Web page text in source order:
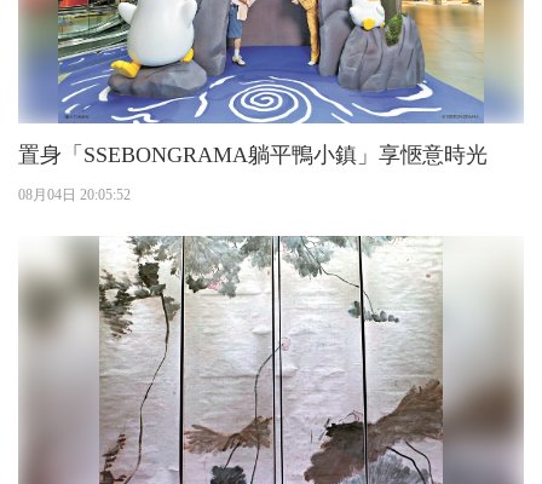
置身「SSEBONGRAMA躺平鴨小鎮」享愜意時光
08月04日 20:05:52